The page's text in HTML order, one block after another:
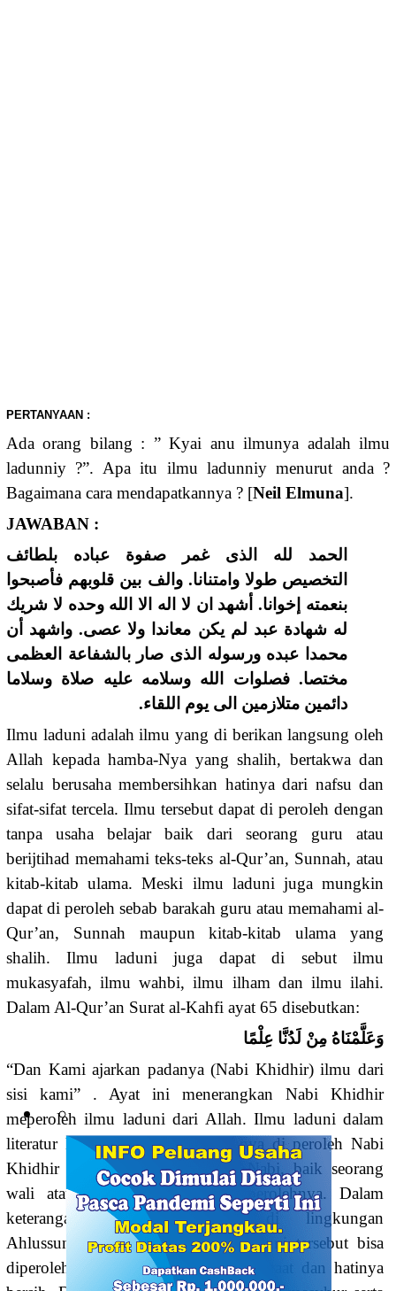
PERTANYAAN :
Ada orang bilang : ” Kyai anu ilmunya adalah ilmu
ladunniy ?”. Apa itu ilmu ladunniy menurut anda ?
Bagaimana cara mendapatkannya ? [Neil Elmuna].
JAWABAN :
الحمد لله الذى غمر صفوة عباده بلطائف
التخصيص طولا وامتنانا. والف بين قلوبهم فأصبحوا
بنعمته إخوانا. أشهد ان لا اله الا الله وحده لا شريك
له شهادة عبد لم يكن معاندا ولا عصى. واشهد أن
محمدا عبده ورسوله الذى صار بالشفاعة العظمى
مختصا. فصلوات الله وسلامه عليه صلاة وسلاما
دائمين متلازمين الى يوم اللقاء.
Ilmu laduni adalah ilmu yang di berikan langsung oleh
Allah kepada hamba-Nya yang shalih, bertakwa dan
selalu berusaha membersihkan hatinya dari nafsu dan
sifat-sifat tercela. Ilmu tersebut dapat di peroleh dengan
tanpa usaha belajar baik dari seorang guru atau
berijtihad memahami teks-teks al-Qur’an, Sunnah, atau
kitab-kitab ulama. Meski ilmu laduni juga mungkin
dapat di peroleh sebab barakah guru atau memahami al-
Qur’an, Sunnah maupun kitab-kitab ulama yang
shalih. Ilmu laduni juga dapat di sebut ilmu
mukasyafah, ilmu wahbi, ilmu ilham dan ilmu ilahi.
Dalam Al-Qur’an Surat al-Kahfi ayat 65 disebutkan:
وَعَلَّمْنَاهُ مِنْ لَدُنَّا عِلْمًا
“Dan Kami ajarkan padanya (Nabi Khidhir) ilmu dari
sisi kami” . Ayat ini menerangkan Nabi Khidhir
meperoleh ilmu laduni dari Allah. Ilmu laduni dalam
literatur kitab-kitab salaf tidak hanya di peroleh Nabi
Khidhir saja, bahkan selain para Nabi, baik seorang
wali atau shufi juga bisa memperolehnya. Dalam
keterangan kitab-kitab tafsir di lingkungan
Ahlussunnah wal Jama’ah, ilmu laduni tersebut bisa
diperoleh oleh seorang hamba yang taat dan hatinya